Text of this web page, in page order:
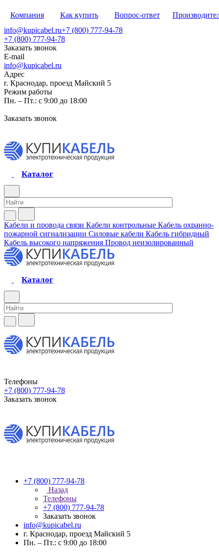
Компания Как купить Вопрос-ответ
info@kupicabel.ru+7 (800) 777-94-78
+7 (800) 777-94-78
Заказать звонок
E-mail
info@kupicabel.ru
Адрес
г. Краснодар, проезд Майский 5
Режим работы
Пн. – Пт.: с 9:00 до 18:00
Заказать звонок
Каталог
Кабели и провода связи Кабели контрольные Кабель охранно-
пожарной сигнализации Силовые кабели Кабель гибридный
Кабель высокого напряжения Провод неизолированный
Каталог
Телефоны
+7 (800) 777-94-78
Заказать звонок
+7 (800) 777-94-78
Назад
Телефоны
+7 (800) 777-94-78
Заказать звонок
info@kupicabel.ru
г. Краснодар, проезд Майский 5
Пн. – Пт.: с 9:00 до 18:00